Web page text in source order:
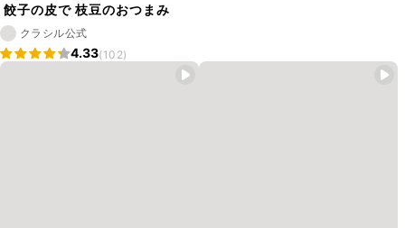
餃子の皮で 枝豆のおつまみ
クラシル公式
4.33(102)